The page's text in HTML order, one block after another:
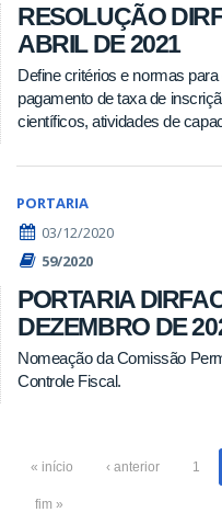
RESOLUÇÃO
ABRIL DE 2021
Define critérios e normas
pagamento de taxa de
científicos, atividades de
PORTARIA
03/12/2020
59/2020
PORTARIA
DEZEMBRO DE
Nomeação da Comissão
Controle Fiscal.
« início ‹ anterior 1
fim »